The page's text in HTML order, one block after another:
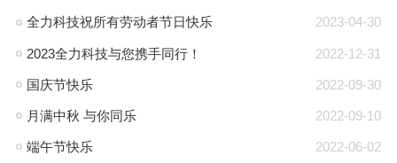
2023-04-30
全力科技祝所有劳动者节日快乐
2022-12-31
2023全力科技与您携手同行！
2022-09-30
国庆节快乐
2022-09-10
月满中秋 与你同乐
2022-06-02
端午节快乐